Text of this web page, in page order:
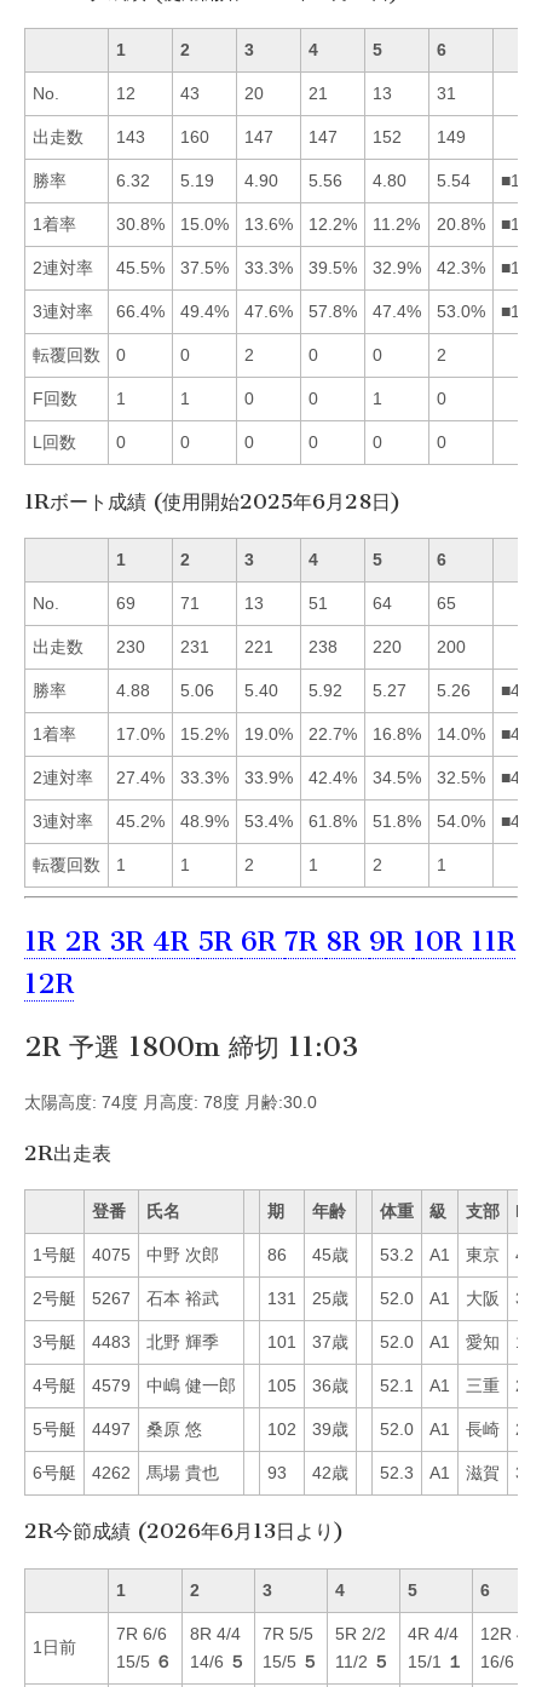
1 2 3 4 5 6
No. 12 43 20 21 13 31
出走数 143 160 147 147 152 149
勝率 6.32 5.19 4.90 5.56 4.80 5.54
1着率 30.8% 15.0% 13.6% 12.2% 11.2% 20.8%
2連対率 45.5% 37.5% 33.3% 39.5% 32.9% 42.3%
3連対率 66.4% 49.4% 47.6% 57.8% 47.4% 53.0%
転覆回数 0 0 2 0 0 2
F回数 1 1 0 0 1 0
L回数 0 0 0 0 0 0
1Rボート成績 (使用開始2025年6月28日)
1 2 3 4 5 6
No. 69 71 13 51 64 65
出走数 230 231 221 238 220 200
勝率 4.88 5.06 5.40 5.92 5.27 5.26
1着率 17.0% 15.2% 19.0% 22.7% 16.8% 14.0%
2連対率 27.4% 33.3% 33.9% 42.4% 34.5% 32.5%
3連対率 45.2% 48.9% 53.4% 61.8% 51.8% 54.0%
転覆回数 1 1 2 1 2 1
1R 2R 3R 4R 5R 6R 7R 8R 9R 10R 11R
12R
2R 予選 1800m 締切 11:03
太陽高度: 74度 月高度: 78度 月齢:30.0
2R出走表
登番 氏名 期 年齢 体重 級 支部 Mo
1号艇 4075 中野 次郎 86 45歳 53.2 A1 東京 47
2号艇 5267 石本 裕武 131 25歳 52.0 A1 大阪 32
3号艇 4483 北野 輝季 101 37歳 52.0 A1 愛知 15
4号艇 4579 中嶋 健一郎 105 36歳 52.1 A1 三重 25
5号艇 4497 桑原 悠 102 39歳 52.0 A1 長崎 29
6号艇 4262 馬場 貴也 93 42歳 52.3 A1 滋賀 39
2R今節成績 (2026年6月13日より)
1 2 3 4 5 6
1日前
7R 6/6
15/5 ６
8R 4/4
14/6 ５
7R 5/5
15/5 ５
5R 2/2
11/2 ５
4R 4/4
15/1
１
12R 4/4
16/6